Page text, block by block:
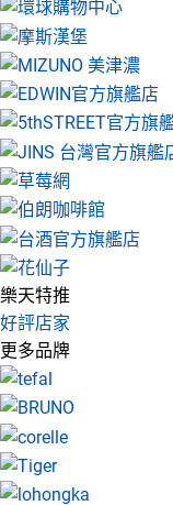
樂天特推
好評店家
更多品牌